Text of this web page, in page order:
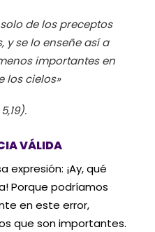
de los preceptos
y se lo enseñe así a
importantes en
los cielos»
VÁLIDA
¡Ay, qué
Porque podríamos
en este error,
que son importantes.